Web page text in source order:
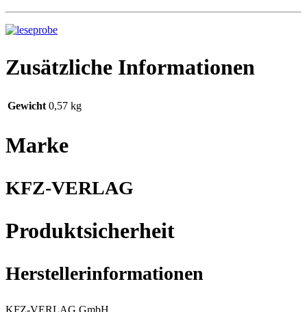
Zusätzliche Informationen
Gewicht 0,57 kg
Marke
KFZ-VERLAG
Produktsicherheit
Herstellerinformationen
KFZ-VERLAG GmbH